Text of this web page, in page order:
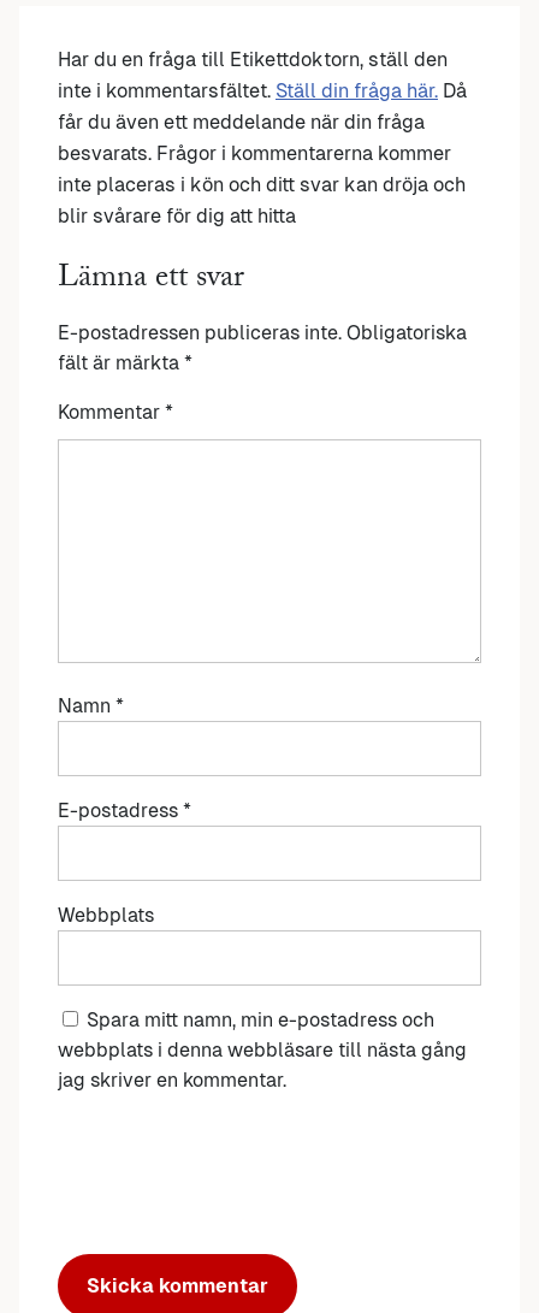
Har du en fråga till Etikettdoktorn, ställ den
inte i kommentarsfältet. Ställ din fråga här. Då
får du även ett meddelande när din fråga
besvarats. Frågor i kommentarerna kommer
inte placeras i kön och ditt svar kan dröja och
blir svårare för dig att hitta
Lämna ett svar
E-postadressen publiceras inte. Obligatoriska
fält är märkta *
Kommentar *
Namn *
E-postadress *
Webbplats
Spara mitt namn, min e-postadress och
webbplats i denna webbläsare till nästa gång
jag skriver en kommentar.